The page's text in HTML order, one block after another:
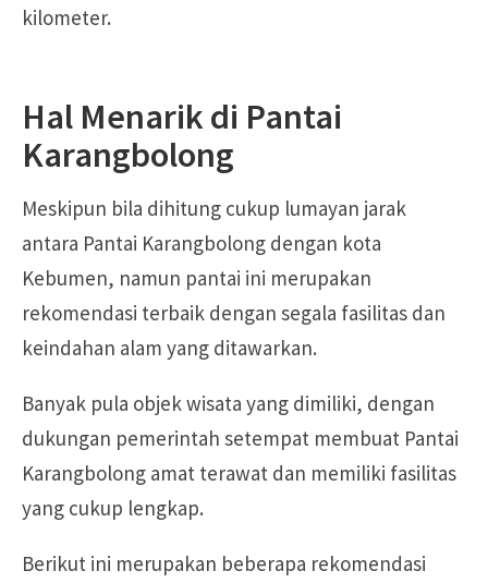
kilometer.
Hal Menarik di Pantai
Karangbolong
Meskipun bila dihitung cukup lumayan jarak
antara Pantai Karangbolong dengan kota
Kebumen, namun pantai ini merupakan
rekomendasi terbaik dengan segala fasilitas dan
keindahan alam yang ditawarkan.
Banyak pula objek wisata yang dimiliki, dengan
dukungan pemerintah setempat membuat Pantai
Karangbolong amat terawat dan memiliki fasilitas
yang cukup lengkap.
Berikut ini merupakan beberapa rekomendasi